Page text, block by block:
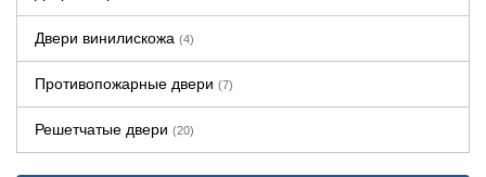
Двери винилискожа (4)
Противопожарные двери (7)
Решетчатые двери (20)